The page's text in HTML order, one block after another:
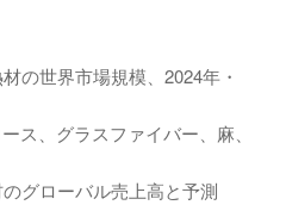
世界市場規模、2024年・
、グラスファイバー、麻、
グローバル売上高と予測